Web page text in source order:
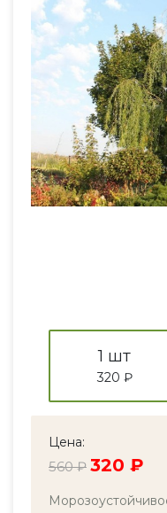
1 шт
320 ₽
Цена:
560 ₽ 320 ₽